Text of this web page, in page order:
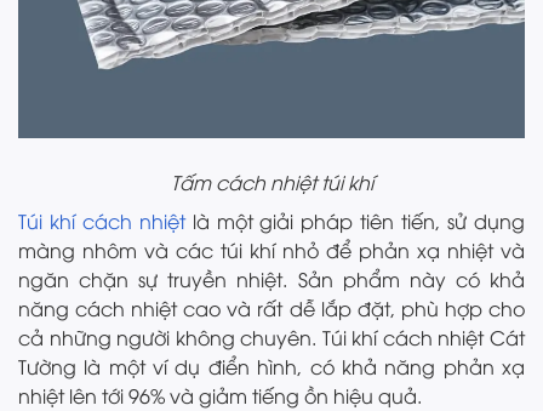
Tấm cách nhiệt túi khí
Túi khí cách nhiệtlà một giải pháp tiên tiến, sử dụng
màng nhôm và các túi khí nhỏ để phản xạ nhiệt và
ngăn chặn sự truyền nhiệt. Sản phẩm này có khả
năng cách nhiệt cao và rất dễ lắp đặt, phù hợp cho
cả những người không chuyên. Túi khí cách nhiệt Cát
Tường là một ví dụ điển hình, có khả năng phản xạ
nhiệt lên tới 96% và giảm tiếng ồn hiệu quả.